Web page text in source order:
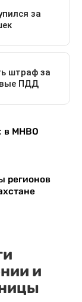
в МНВО
регионов
и